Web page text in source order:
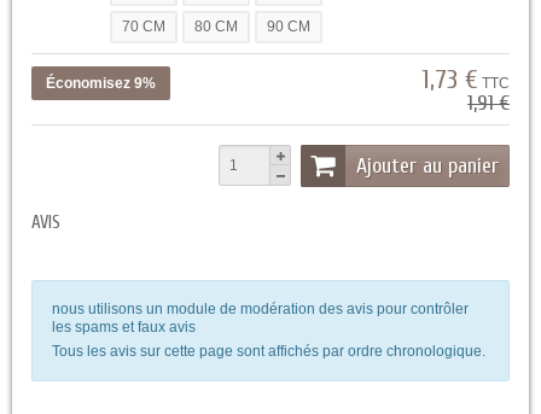
70 CM 80 CM 90 CM
Économisez 9% 1,73 € TTC
1,91 €
Ajouter au panier
AVIS
nous utilisons un module de modération des avis pour contrôler
les spams et faux avis
Tous les avis sur cette page sont affichés par ordre chronologique.